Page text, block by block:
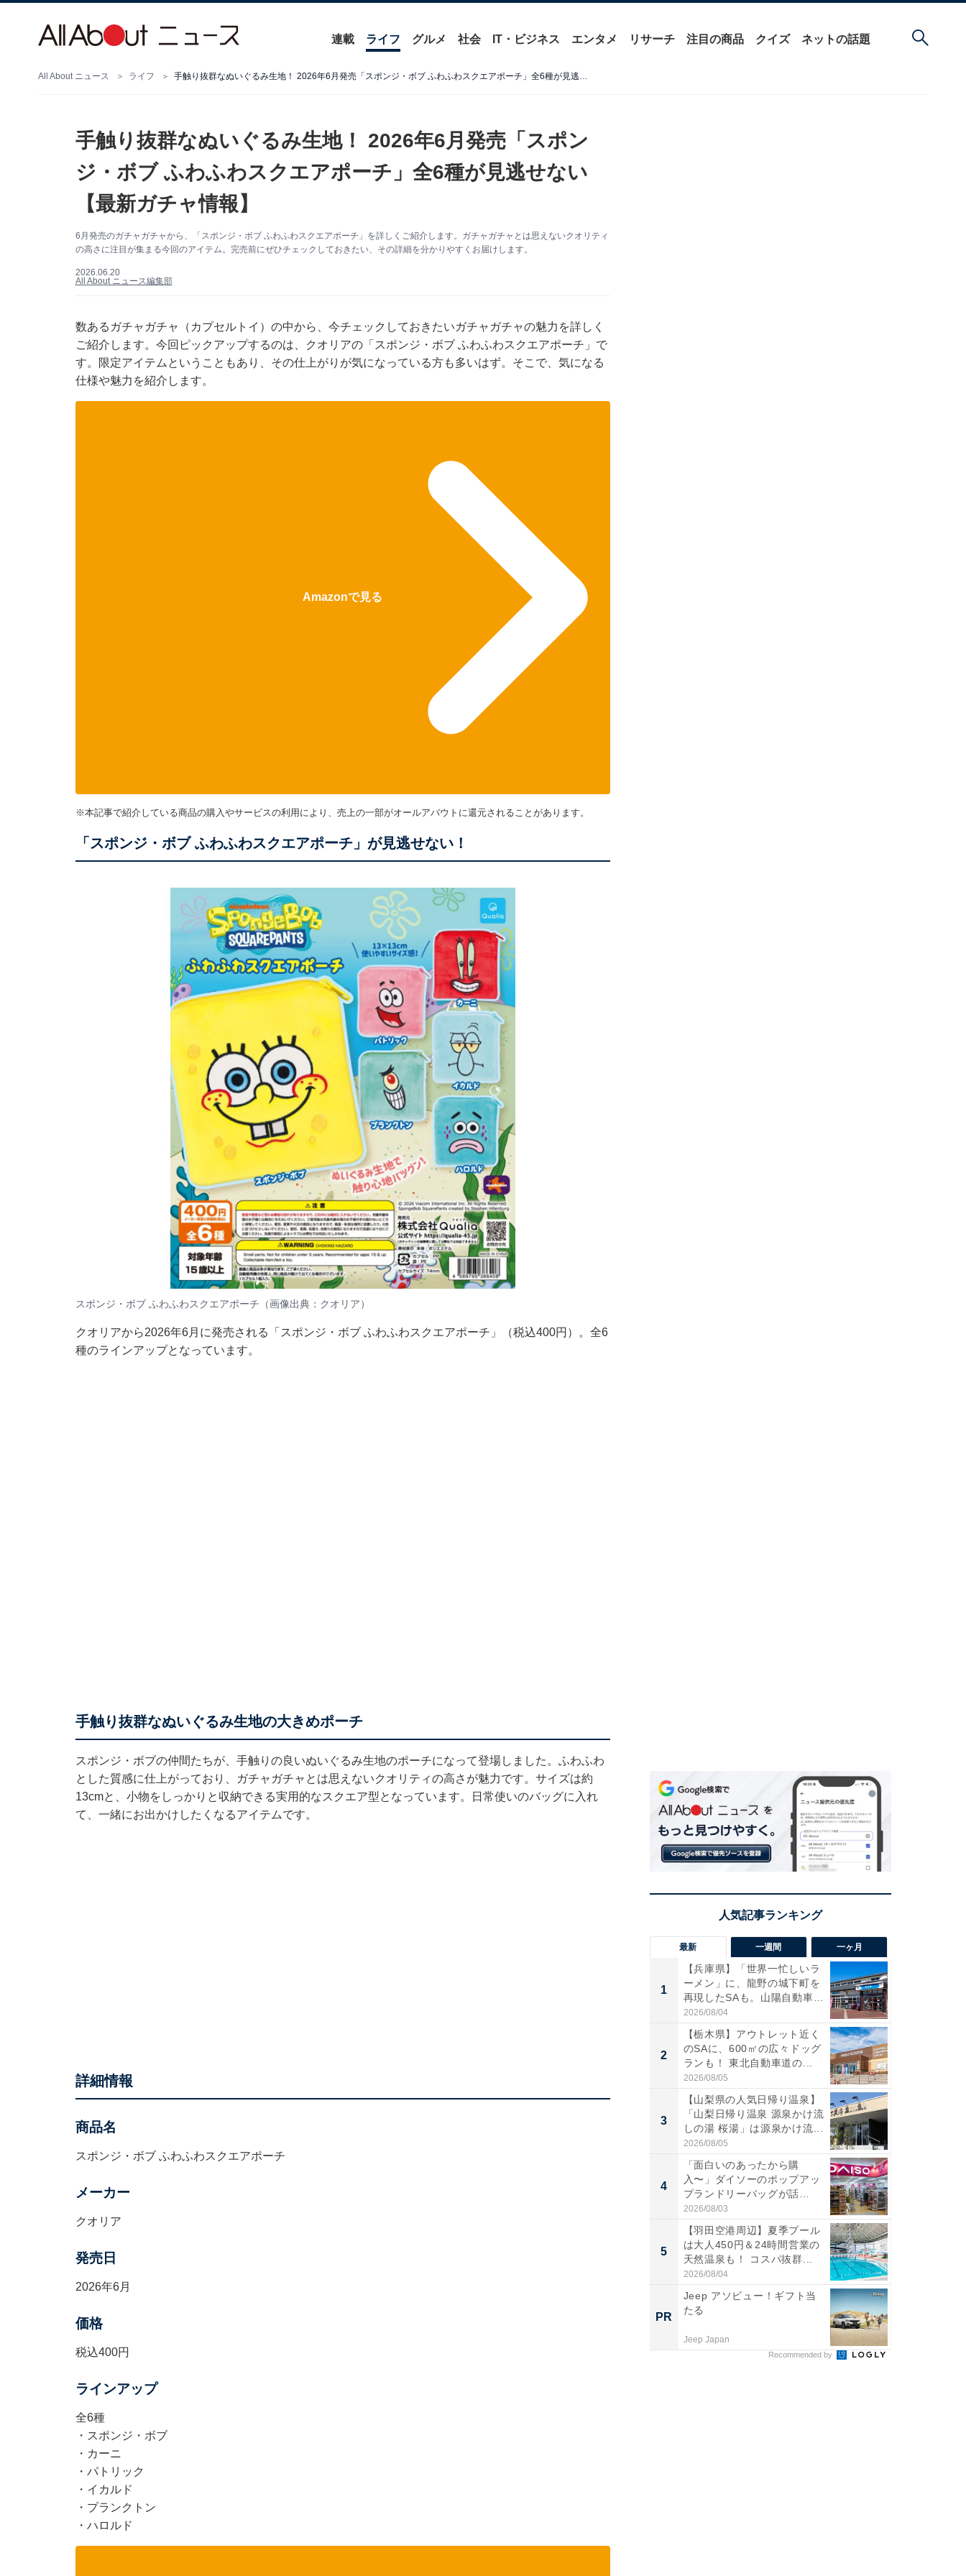
連載 ライフ グルメ 社会 IT・ビジネス エンタメ リサーチ 注目の商品 クイズ ネットの話題
All About ニュース ライフ 手触り抜群なぬいぐるみ生地！ 2026年6月発売「スポンジ・ボブ ふわふわスクエアポーチ」全6種が見逃せない【最新ガチャ情報】
手触り抜群なぬいぐるみ生地！ 2026年6月発売「スポン
ジ・ボブ ふわふわスクエアポーチ」全6種が見逃せない
【最新ガチャ情報】
6月発売のガチャガチャから、「スポンジ・ボブ ふわふわスクエアポーチ」を詳しくご紹介します。ガチャガチャとは思えないクオリティ
の高さに注目が集まる今回のアイテム。完売前にぜひチェックしておきたい、その詳細を分かりやすくお届けします。
2026.06.20
All About ニュース編集部
数あるガチャガチャ（カプセルトイ）の中から、今チェックしておきたいガチャガチャの魅力を詳しく
ご紹介します。今回ピックアップするのは、クオリアの「スポンジ・ボブ ふわふわスクエアポーチ」で
す。限定アイテムということもあり、その仕上がりが気になっている方も多いはず。そこで、気になる
仕様や魅力を紹介します。
Amazonで見る
※本記事で紹介している商品の購入やサービスの利用により、売上の一部がオールアバウトに還元されることがあります。
「スポンジ・ボブ ふわふわスクエアポーチ」が見逃せない！
スポンジ・ボブ ふわふわスクエアポーチ（画像出典：クオリア）
クオリアから2026年6月に発売される「スポンジ・ボブ ふわふわスクエアポーチ」（税込400円）。全6
種のラインアップとなっています。
手触り抜群なぬいぐるみ生地の大きめポーチ
スポンジ・ボブの仲間たちが、手触りの良いぬいぐるみ生地のポーチになって登場しました。ふわふわ
とした質感に仕上がっており、ガチャガチャとは思えないクオリティの高さが魅力です。サイズは約
13cmと、小物をしっかりと収納できる実用的なスクエア型となっています。日常使いのバッグに入れ
て、一緒にお出かけしたくなるアイテムです。
詳細情報
商品名
スポンジ・ボブ ふわふわスクエアポーチ
メーカー
クオリア
発売日
2026年6月
価格
税込400円
ラインアップ
全6種
・スポンジ・ボブ
・カーニ
・パトリック
・イカルド
・プランクトン
・ハロルド
最新 一週間 一ヶ月
1
【兵庫県】「世界一忙しいラ
ーメン」に、龍野の城下町を
再現したSAも。山陽自動車
道...
2026/08/04
2
【栃木県】アウトレット近く
のSAに、600㎡の広々ドッグ
ランも！ 東北自動車道の...
2026/08/05
3
【山梨県の人気日帰り温泉】
「山梨日帰り温泉 源泉かけ流
しの湯 桜湯」は源泉かけ流...
2026/08/05
4
「面白いのあったから購
入〜」ダイソーのポップアッ
プランドリーバッグが話
題。“さま...
2026/08/03
5
【羽田空港周辺】夏季プール
は大人450円＆24時間営業の
天然温泉も！ コスパ抜群...
2026/08/04
PR
Jeep アソビュー！ギフト当
たる
Jeep Japan
Recommended by